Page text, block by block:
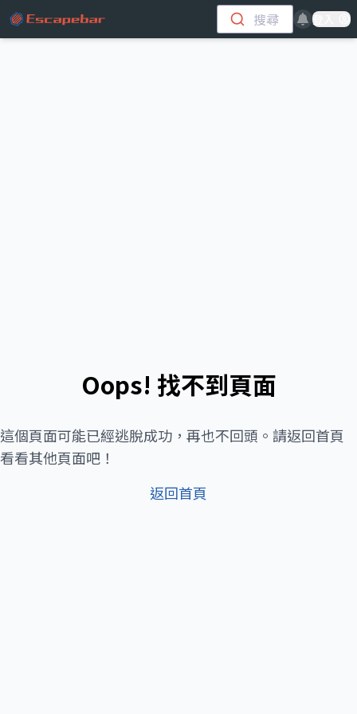
跳至主要內容
搜尋 登入
Oops! 找不到頁面
這個頁面可能已經逃脫成功，再也不回頭。請返回首頁
看看其他頁面吧！
返回首頁